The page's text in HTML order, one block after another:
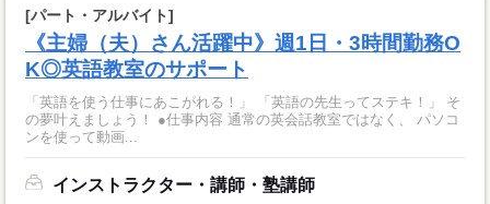
[パート・アルバイト]
《主婦（夫）さん活躍中》週1日・3時間勤務O
K◎英語教室のサポート
「英語を使う仕事にあこがれる！」 「英語の先生ってステキ！」 そ
の夢叶えましょう！ ●仕事内容 通常の英会話教室ではなく、 パソコ
ンを使って動画...
インストラクター・講師・塾講師